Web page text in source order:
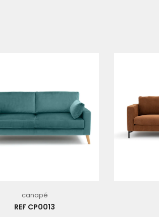
canapé
REF CP0013